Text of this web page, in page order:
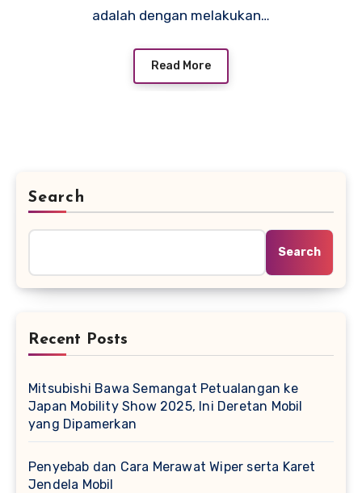
adalah dengan melakukan…
Read More
Search
Search
Recent Posts
Mitsubishi Bawa Semangat Petualangan ke
Japan Mobility Show 2025, Ini Deretan Mobil
yang Dipamerkan
Penyebab dan Cara Merawat Wiper serta Karet
Jendela Mobil